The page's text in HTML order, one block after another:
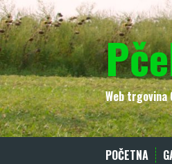
Skip
to
content
Web trgovina
POČETNA